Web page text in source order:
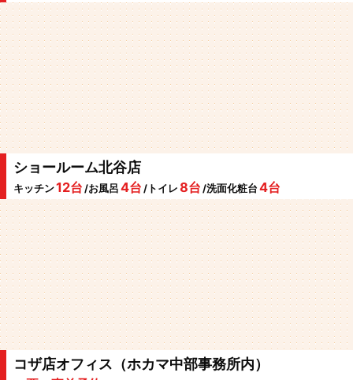
ショールーム北谷店
キッチン12台 /お風呂 4台 /トイレ 8台 /洗面化粧台 4台
コザ店オフィス（ホカマ中部事務所内）